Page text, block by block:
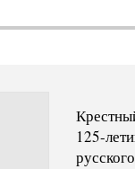
125-